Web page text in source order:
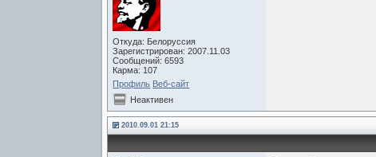
Откуда: Белоруссия
Зарегистрирован: 2007.11.03
Сообщений: 6593
Карма: 107
Профиль Веб-сайт
Неактивен
2010.09.01 21:15